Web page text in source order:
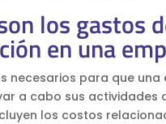
SAP S4HANA
¡Más de 400
los gastos
en una
necesarios para que una
a cabo sus actividades
los costos